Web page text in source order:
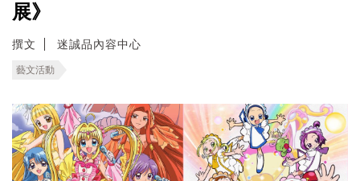
展》
撰文 迷誠品內容中心
藝文活動